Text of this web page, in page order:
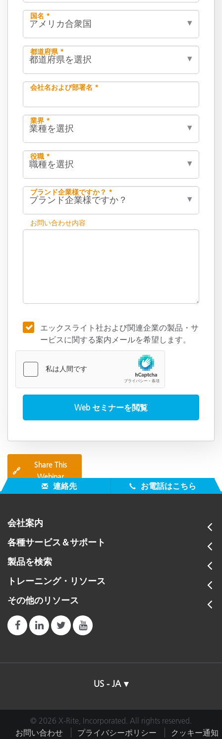
国名 *
都道府県 *
会社名および部署名 *
業界 *
役職 *
ブランド企業様ですか？ *
お問い合わせ内容
エックスライト社および関連企業の製品・サ
ービスに関する案内メールを希望します。
🔗
Share This
Webinar
連絡先 お電話はこちら
会社案内
各種サービス＆サポート
製品を検索
トレーニング・リソース
その他のリソース
US - JA
© 2026 X-Rite, Incorporated. All rights reserved.
お問い合わせ
プライバシーポリシー クッキー通知